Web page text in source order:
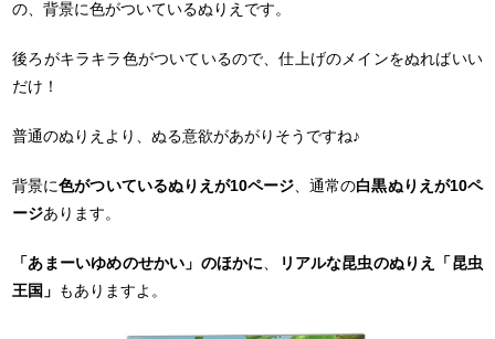
の、背景に色がついているぬりえです。
後ろがキラキラ色がついているので、仕上げのメインをぬればいい
だけ！
普通のぬりえより、ぬる意欲があがりそうですね♪
背景に色がついているぬりえが10ページ 、通常の白黒ぬりえが10ペ
ージあります。
「あまーいゆめのせかい」のほかに
リアルな昆虫のぬりえ「昆虫
王国」 もありますよ。